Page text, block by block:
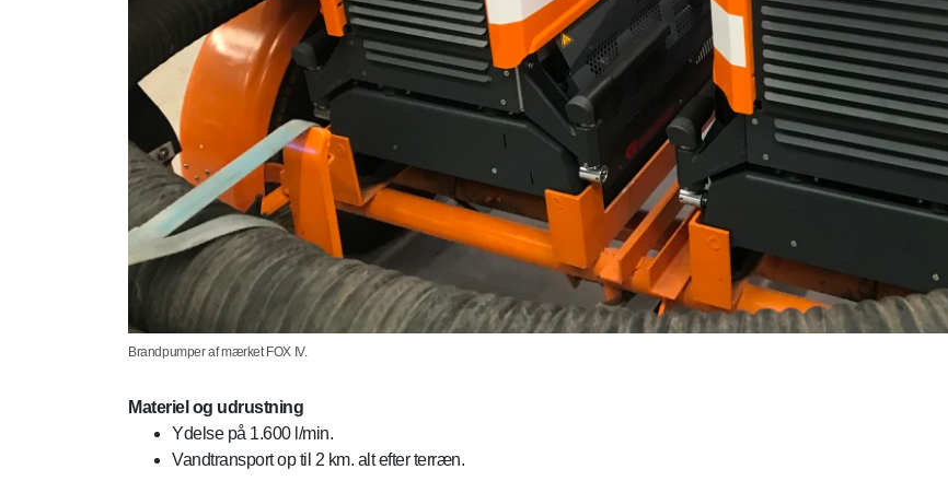
Brandpumper af mærket FOX IV.
Materiel og udrustning
Ydelse på 1.600 l/min.
Vandtransport op til 2 km. alt efter terræn.